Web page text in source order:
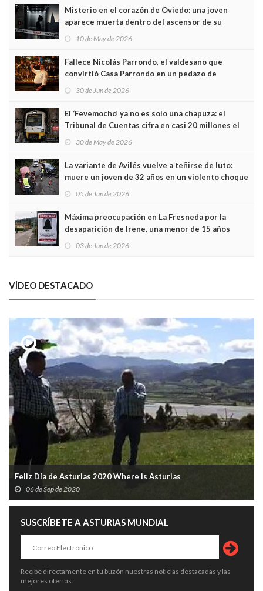
Misterio en el corazón de Oviedo: una joven
aparece muerta dentro del ascensor de su
edificio y las cámaras captan sus últimos minutos
10 de May de 2026
Fallece Nicolás Parrondo, el valdesano que
convirtió Casa Parrondo en un pedazo de
Asturias en Madrid
30 de Jun de 2026
El ‘Fevemocho’ ya no es solo una chapuza: el
Tribunal de Cuentas cifra en casi 20 millones el
sobrecoste de los trenes que no cabían por los
30 de May de 2026
La variante de Avilés vuelve a teñirse de luto:
muere un joven de 32 años en un violento choque
frontal
05 de Jun de 2026
Máxima preocupación en La Fresneda por la
desaparición de Irene, una menor de 15 años
03 de Jun de 2026
VÍDEO DESTACADO
Feliz Día de Asturias 2020 Where is Asturias
06 de Sep de 2020
SUSCRÍBETE A ASTURIAS MUNDIAL
Recibe directamente en tu buzón nuestras noticias destacadas y las
mejores ofertas.